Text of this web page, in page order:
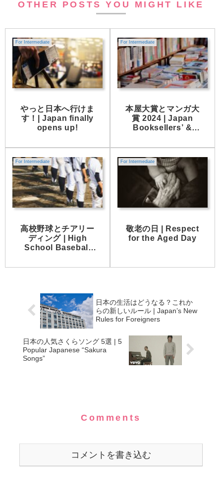
OTHER POSTS YOU MIGHT LIKE
For Intermediate
やっと日本へ行けま
す！| Japan finally
opens up!
For Intermediate
本屋大賞とマンガ大
賞 2024 | Japan
Booksellers’ &
For Intermediate
高校野球とチアリー
ディング | High
School Baseball
For Intermediate
敬老の日 | Respect
for the Aged Day
日本の生活はどうなる？これか
らの新しいルール | Japan’s New
Rules for Foreigners
日本の人気さくらソング 5選 | 5
Popular Japanese “Sakura
Songs”
Comments
コメントを書き込む